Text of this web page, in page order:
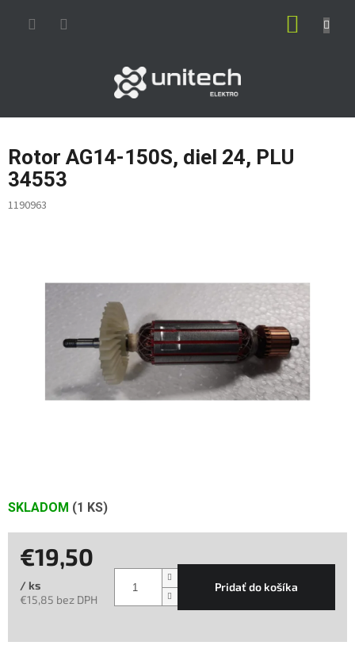
Rotor AG14-150S, diel 24, PLU
34553
1190963
SKLADOM (1 KS)
€19,50
/ ks
€15,85 bez DPH
Pridať do košíka